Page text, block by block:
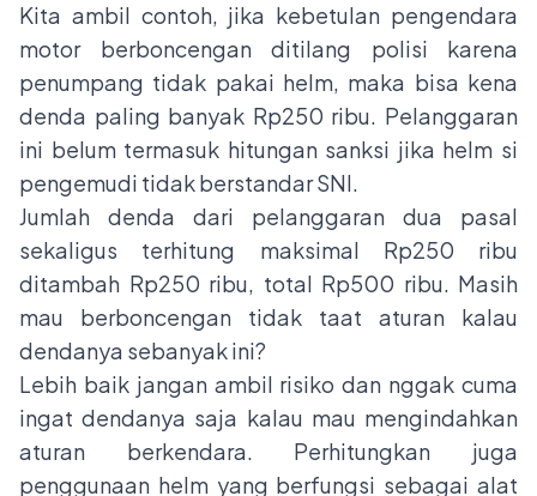
Kita ambil contoh, jika kebetulan pengendara
motor berboncengan ditilang polisi karena
penumpang tidak pakai helm, maka bisa kena
denda paling banyak Rp250 ribu. Pelanggaran
ini belum termasuk hitungan sanksi jika helm si
pengemudi tidak berstandar SNI.
Jumlah denda dari pelanggaran dua pasal
sekaligus terhitung maksimal Rp250 ribu
ditambah Rp250 ribu, total Rp500 ribu. Masih
mau berboncengan tidak taat aturan kalau
dendanya sebanyak ini?
Lebih baik jangan ambil risiko dan nggak cuma
ingat dendanya saja kalau mau mengindahkan
aturan berkendara. Perhitungkan juga
penggunaan helm yang berfungsi sebagai alat